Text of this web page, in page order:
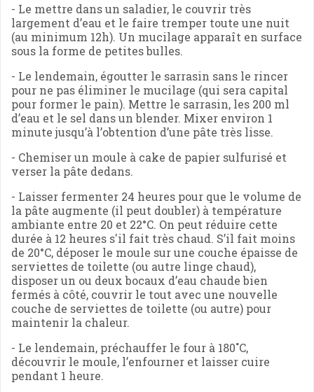
- Le mettre dans un saladier, le couvrir très
largement d’eau et le faire tremper toute une nuit
(au minimum 12h). Un mucilage apparaît en surface
sous la forme de petites bulles.
- Le lendemain, égoutter le sarrasin sans le rincer
pour ne pas éliminer le mucilage (qui sera capital
pour former le pain). Mettre le sarrasin, les 200 ml
d’eau et le sel dans un blender. Mixer environ 1
minute jusqu’à l’obtention d’une pâte très lisse.
- Chemiser un moule à cake de papier sulfurisé et
verser la pâte dedans.
- Laisser fermenter 24 heures pour que le volume de
la pâte augmente (il peut doubler) à température
ambiante entre 20 et 22°C. On peut réduire cette
durée à 12 heures s'il fait très chaud. S’il fait moins
de 20°C, déposer le moule sur une couche épaisse de
serviettes de toilette (ou autre linge chaud),
disposer un ou deux bocaux d’eau chaude bien
fermés à côté, couvrir le tout avec une nouvelle
couche de serviettes de toilette (ou autre) pour
maintenir la chaleur.
- Le lendemain, préchauffer le four à 180˚C,
découvrir le moule, l’enfourner et laisser cuire
pendant 1 heure.